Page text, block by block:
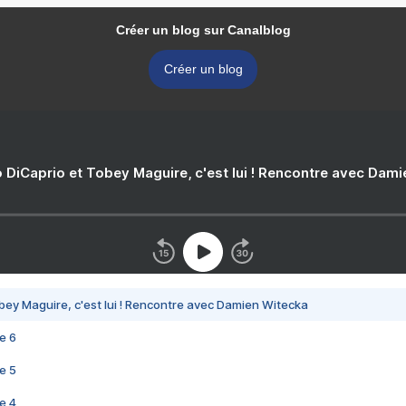
Créer un blog sur Canalblog
Créer un blog
DiCaprio et Tobey Maguire, c'est lui ! Rencontre avec
Maguire, c'est lui ! Rencontre avec Damien Witecka
6
5
4